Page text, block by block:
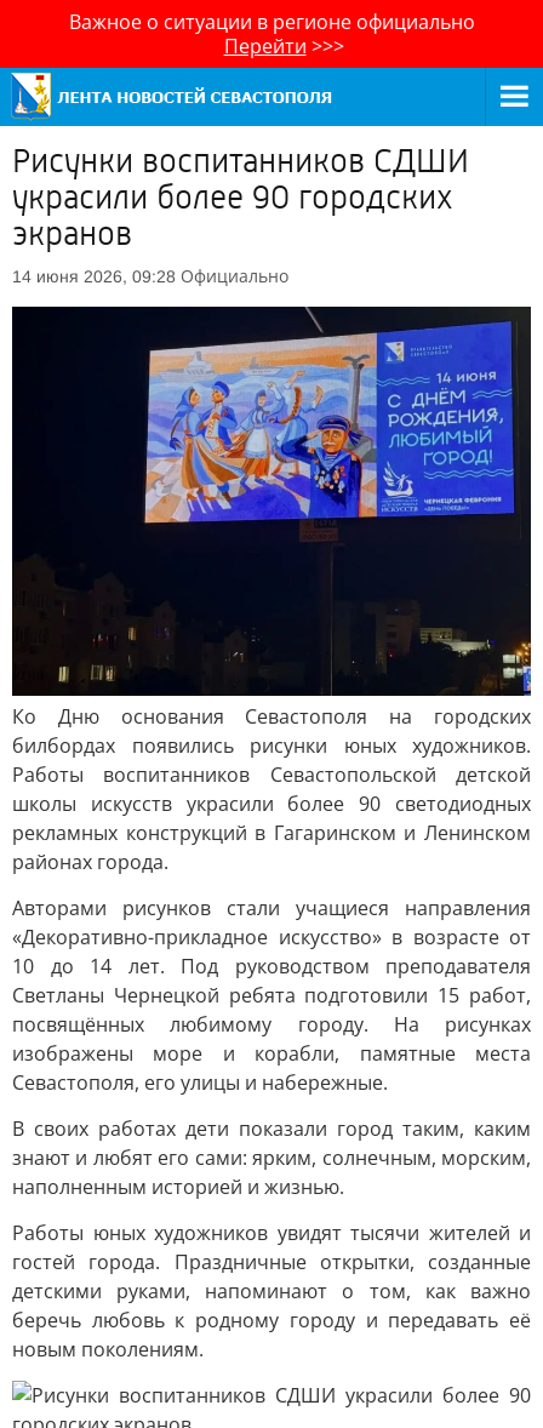
Важное о ситуации в регионе официально
Перейти >>>
Рисунки воспитанников СДШИ
украсили более 90 городских
экранов
14 июня 2026, 09:28 Официально
Ко Дню основания Севастополя на городских
билбордах появились рисунки юных художников.
Работы воспитанников Севастопольской детской
школы искусств украсили более 90 светодиодных
рекламных конструкций в Гагаринском и Ленинском
районах города.
Авторами рисунков стали учащиеся направления
«Декоративно-прикладное искусство» в возрасте от
10 до 14 лет. Под руководством преподавателя
Светланы Чернецкой ребята подготовили 15 работ,
посвящённых любимому городу. На рисунках
изображены море и корабли, памятные места
Севастополя, его улицы и набережные.
В своих работах дети показали город таким, каким
знают и любят его сами: ярким, солнечным, морским,
наполненным историей и жизнью.
Работы юных художников увидят тысячи жителей и
гостей города. Праздничные открытки, созданные
детскими руками, напоминают о том, как важно
беречь любовь к родному городу и передавать её
новым поколениям.